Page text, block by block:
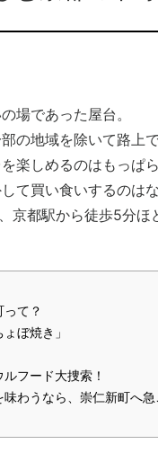
場であった屋台。
の地域を除いて路上
楽しめるのはもっぱ
て買い食いするのは
京都駅から徒歩5分
て？
ぼ焼き」
フード大捜索！
わうなら、崇仁新町へ急